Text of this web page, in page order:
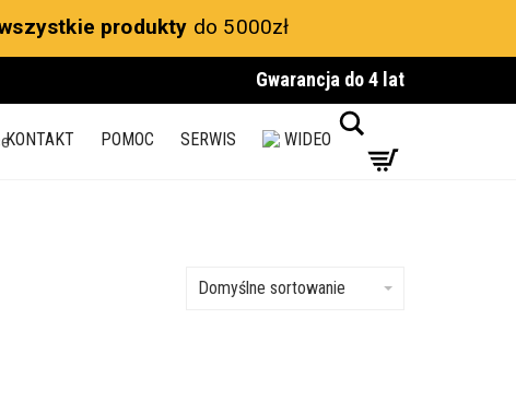
produkty do 5000zł
Gwarancja do 4 lat
KONTAKT POMOC SERWIS WIDEO
Domyślne sortowanie